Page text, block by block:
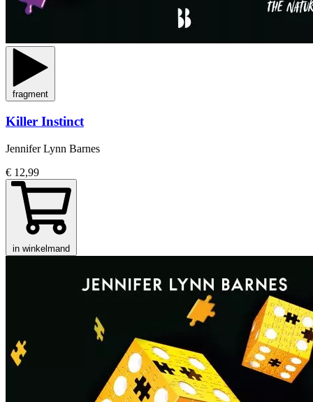
fragment
Killer Instinct
Jennifer Lynn Barnes
€ 12,99
in winkelmand